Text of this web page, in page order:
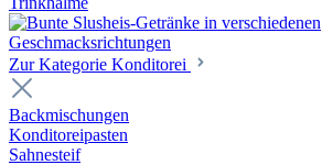
Zur Kategorie Konditorei
Backmischungen
Konditoreipasten
Sahnesteif